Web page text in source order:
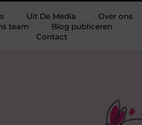
Uit De Media
Over ons
team
Blog publiceren
Contact